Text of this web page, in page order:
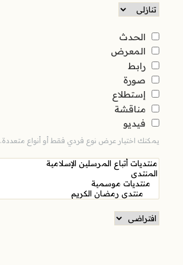
الحدث
المعرض
رابط
صورة
إستطلاع
مناقشة
فيديو
يمكنك اختيار عرض نوع فردي فقط أو أنواع متعددة.